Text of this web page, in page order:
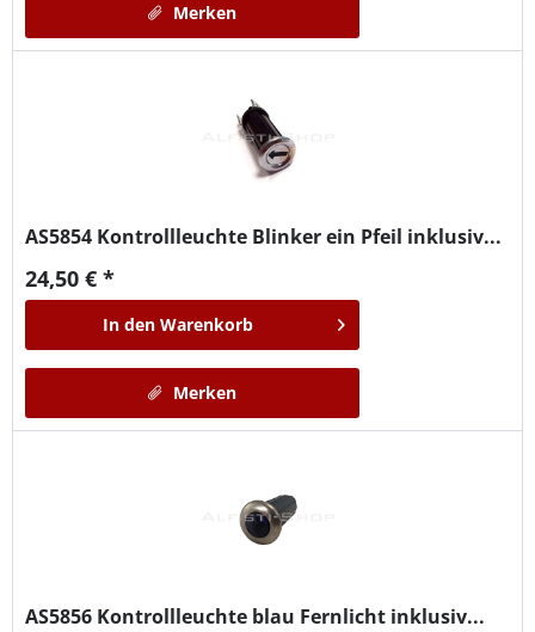
Merken
AS5854 Kontrollleuchte Blinker ein Pfeil inklusiv...
24,50 € *
In den Warenkorb
Merken
AS5856 Kontrollleuchte blau Fernlicht inklusiv...